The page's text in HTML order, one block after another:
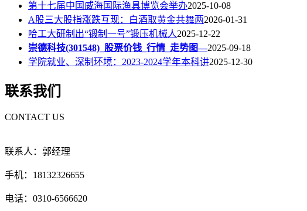
第十七届中国威海国际渔具博览会举办2025-10-08
A股三大股指涨跌互现：白酒取黄金共舞两2026-01-31
哈工大研制出“锻制一号”锻压机械人2025-12-22
崇德科技(301548)_股票价钱_行情_走势图—2025-09-18
学院就业、深制环境：2023-2024学年本科讲2025-12-30
联系我们
CONTACT US
联系人：郭经理
手机：18132326655
电话：0310-6566620